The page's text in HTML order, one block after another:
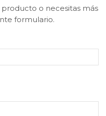
o necesitas más
formulario.